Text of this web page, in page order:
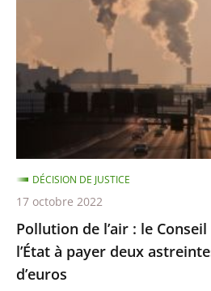
Conseil
d'État
condamne
à
payer
deux
astreintes
de
10
Pollution de l’air : le
l’État à payer deux
d’euros
DÉCISION DE JUSTICE
17 octobre 2022